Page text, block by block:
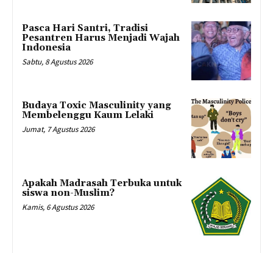
Pasca Hari Santri, Tradisi
Pesantren Harus Menjadi Wajah
Indonesia
Sabtu, 8 Agustus 2026
Budaya Toxic Masculinity yang
Membelenggu Kaum Lelaki
Jumat, 7 Agustus 2026
Apakah Madrasah Terbuka untuk
siswa non-Muslim?
Kamis, 6 Agustus 2026